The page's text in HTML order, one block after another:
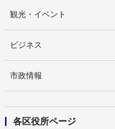
観光・イベント
ビジネス
市政情報
各区役所ページ